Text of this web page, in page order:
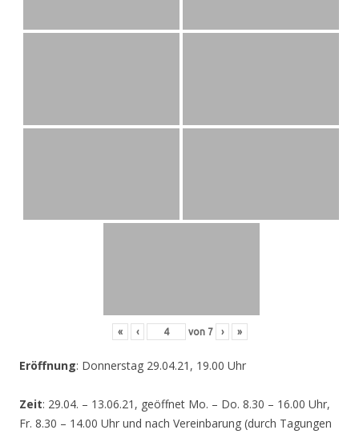
« ‹ von 7 › »
Eröffnung: Donnerstag 29.04.21, 19.00 Uhr
Zeit: 29.04. – 13.06.21, geöffnet Mo. – Do. 8.30 – 16.00 Uhr,
Fr. 8.30 – 14.00 Uhr und nach Vereinbarung (durch Tagungen